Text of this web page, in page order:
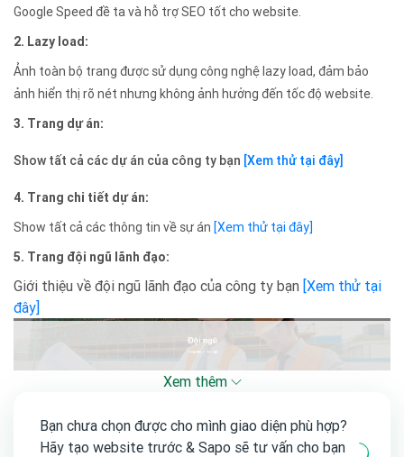
Google Speed đề ta và hỗ trợ SEO tốt cho website.
2. Lazy load:
Ảnh toàn bộ trang được sử dụng công nghệ lazy load, đảm bảo
ảnh hiển thị rõ nét nhưng không ảnh hưởng đến tốc độ website.
3. Trang dự án:
Show tất cả các dự án của công ty bạn [Xem thử tại đây]
4. Trang chi tiết dự án:
Show tất cả các thông tin về sự án [Xem thử tại đây]
5. Trang đội ngũ lãnh đạo:
Giới thiệu về đội ngũ lãnh đạo của công ty bạn [Xem thử tại
đây]
Xem thêm
Bạn chưa chọn được cho mình giao diện phù hợp?
Hãy tạo website trước & Sapo sẽ tư vấn cho bạn